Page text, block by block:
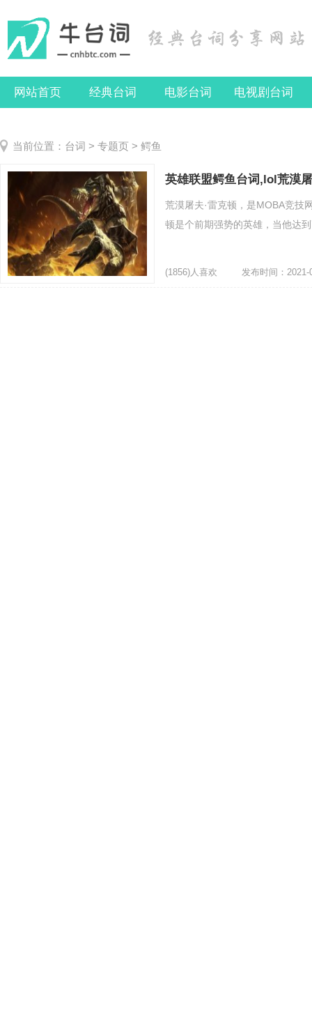
网站首页 经典台词 电影台词 电视剧台词
当前位置： 台词 > 专题页 > 鳄鱼
英雄联盟鳄鱼台词,lol荒漠
荒漠屠夫·雷克顿，是MOBA竞技
顿是个前期强势的英雄，当他达
(1856)人喜欢 发布时间：2021-